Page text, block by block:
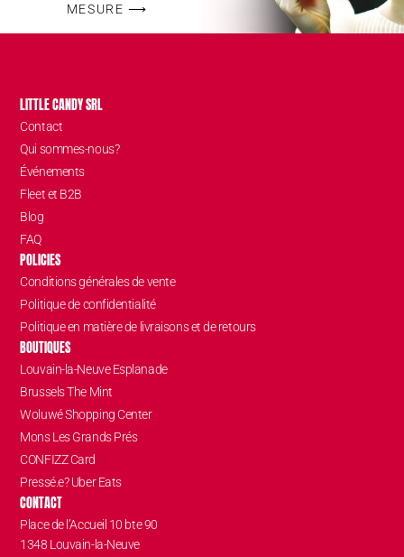
MESURE ⟶
LITTLE CANDY SRL
Contact
Qui sommes-nous?
Événements
Fleet et B2B
Blog
FAQ
POLICIES
Conditions générales de vente
Politique de confidentialité
Politique en matière de livraisons et de retours
BOUTIQUES
Louvain-la-Neuve Esplanade
Brussels The Mint
Woluwé Shopping Center
Mons Les Grands Prés
CONFIZZ Card
Pressé.e? Uber Eats
CONTACT
Place de l’Accueil 10 bte 90
1348 Louvain-la-Neuve